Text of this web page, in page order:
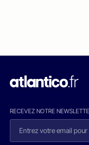
RECEVEZ NOTRE